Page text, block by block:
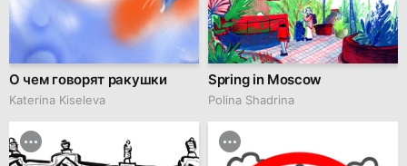
О чем говорят ракушки
Katerina Kiseleva
Spring in Moscow
Polina Shadrina